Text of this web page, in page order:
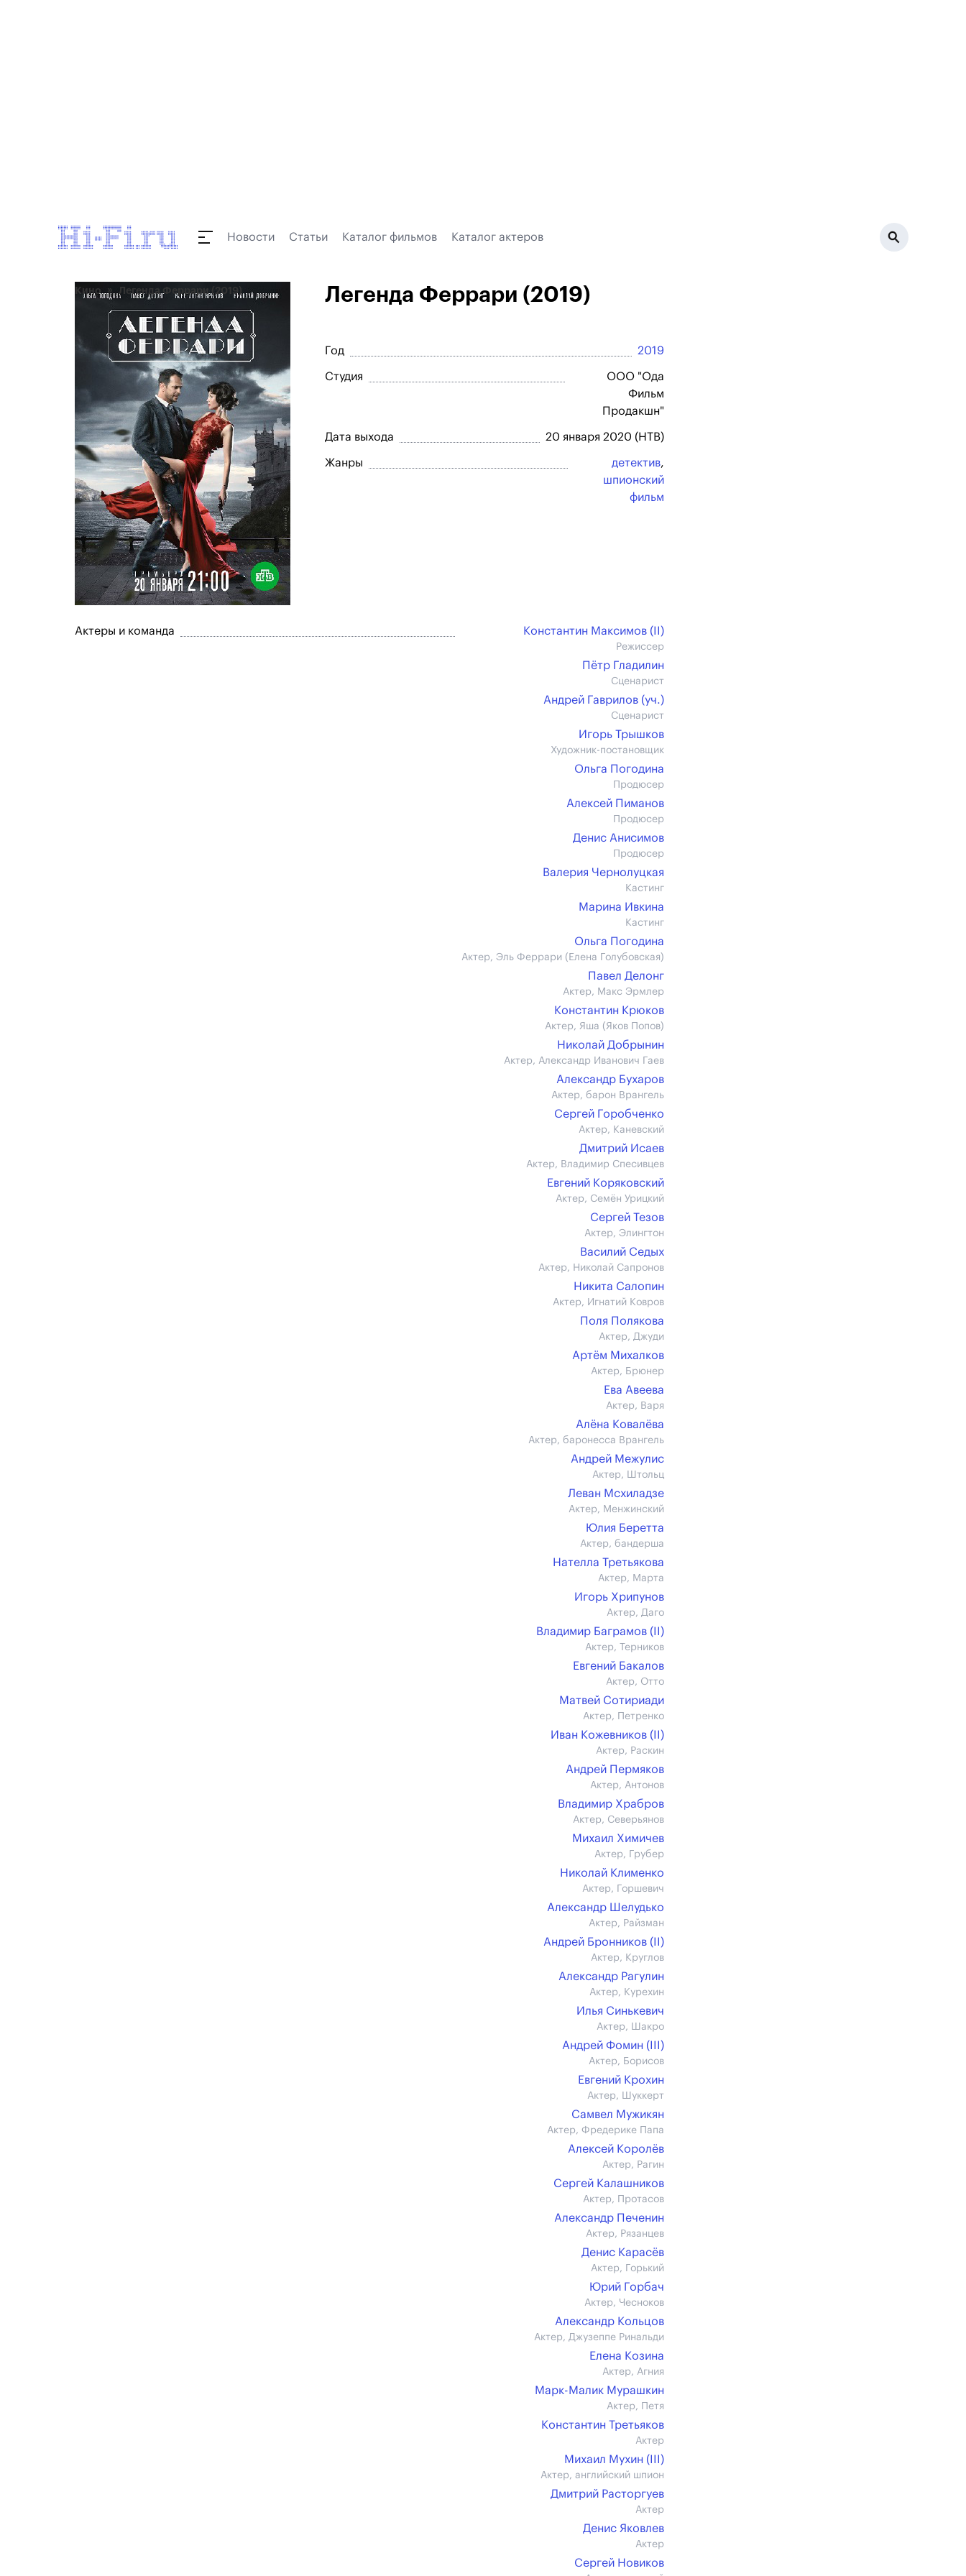
Новости Статьи Каталог фильмов Каталог актеров
Кино Легенда Феррари (2019) Легенда Феррари (2019)
Год 2019
Студия
ООО "Ода
Фильм
Продакшн"
Дата выхода 20 января 2020 (НТВ)
Жанры детектив,
шпионский
фильм
Актеры и команда Константин Максимов (II)
Режиссер
Пётр Гладилин
Сценарист
Андрей Гаврилов (уч.)
Сценарист
Игорь Трышков
Художник-постановщик
Ольга Погодина
Продюсер
Алексей Пиманов
Продюсер
Денис Анисимов
Продюсер
Валерия Чернолуцкая
Кастинг
Марина Ивкина
Кастинг
Ольга Погодина
Актер, Эль Феррари (Елена Голубовская)
Павел Делонг
Актер, Макс Эрмлер
Константин Крюков
Актер, Яша (Яков Попов)
Николай Добрынин
Актер, Александр Иванович Гаев
Александр Бухаров
Актер, барон Врангель
Сергей Горобченко
Актер, Каневский
Дмитрий Исаев
Актер, Владимир Спесивцев
Евгений Коряковский
Актер, Семён Урицкий
Сергей Тезов
Актер, Элингтон
Василий Седых
Актер, Николай Сапронов
Никита Салопин
Актер, Игнатий Ковров
Поля Полякова
Актер, Джуди
Артём Михалков
Актер, Брюнер
Ева Авеева
Актер, Варя
Алёна Ковалёва
Актер, баронесса Врангель
Андрей Межулис
Актер, Штольц
Леван Мсхиладзе
Актер, Менжинский
Юлия Беретта
Актер, бандерша
Нателла Третьякова
Актер, Марта
Игорь Хрипунов
Актер, Даго
Владимир Баграмов (II)
Актер, Терников
Евгений Бакалов
Актер, Отто
Матвей Сотириади
Актер, Петренко
Иван Кожевников (II)
Актер, Раскин
Андрей Пермяков
Актер, Антонов
Владимир Храбров
Актер, Северьянов
Михаил Химичев
Актер, Грубер
Николай Клименко
Актер, Горшевич
Александр Шелудько
Актер, Райзман
Андрей Бронников (II)
Актер, Круглов
Александр Рагулин
Актер, Курехин
Илья Синькевич
Актер, Шакро
Андрей Фомин (III)
Актер, Борисов
Евгений Крохин
Актер, Шуккерт
Самвел Мужикян
Актер, Фредерике Папа
Алексей Королёв
Актер, Рагин
Сергей Калашников
Актер, Протасов
Александр Печенин
Актер, Рязанцев
Денис Карасёв
Актер, Горький
Юрий Горбач
Актер, Чесноков
Александр Кольцов
Актер, Джузеппе Ринальди
Елена Козина
Актер, Агния
Марк-Малик Мурашкин
Актер, Петя
Константин Третьяков
Актер
Михаил Мухин (III)
Актер, английский шпион
Дмитрий Расторгуев
Актер
Денис Яковлев
Актер
Сергей Новиков